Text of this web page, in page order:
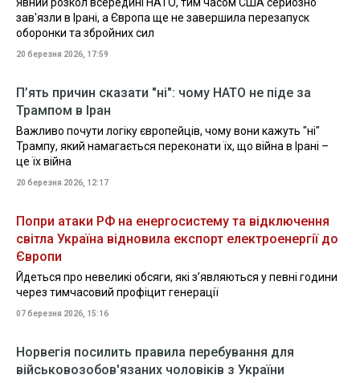
зав'язли в Ірані, а Європа ще не завершила перезапуск
оборонки та збройних сил
20 березня 2026, 17:59
П’ять причин сказати "ні": чому НАТО не піде за
Трампом в Іран
Важливо почути логіку європейців, чому вони кажуть "ні"
Трампу, який намагається переконати їх, що війна в Ірані –
це їх війна
20 березня 2026, 12:17
Попри атаки РФ на енергосистему та відключення
світла Україна відновила експорт електроенергії до
Європи
Йдеться про невеликі обсяги, які з’являються у певні години
через тимчасовий профіцит генерації
07 березня 2026, 15:16
Норвегія посилить правила перебування для
військовозобов'язаних чоловіків з України